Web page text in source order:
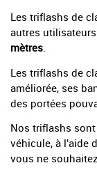
Les triflashs de
autres
mètres.
Les triflashs de
améliorée, ses
des portées
Nos triflashs
véhicule, à l’aide
vous ne